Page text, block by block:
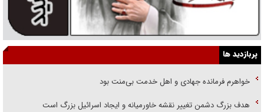
پربازدید ها
خواهرم فرمانده جهادی و اهل خدمت بی‌منت بود
هدف بزرگ دشمن تغییر نقشه خاورمیانه و ایجاد اسرائیل بزرگ است